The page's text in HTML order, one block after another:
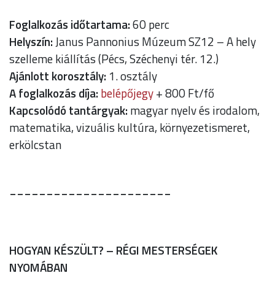
Foglalkozás időtartama:60 perc
Helyszín:Janus Pannonius Múzeum SZ12 – A hely
szelleme kiállítás (Pécs, Széchenyi tér. 12.)
Ajánlott korosztály: 1. osztály
A foglalkozás díja: belépőjegy+ 800 Ft/fő
Kapcsolódó tantárgyak: magyar nyelv és irodalom,
matematika, vizuális kultúra, környezetismeret,
erkölcstan
HOGYAN KÉSZÜLT? – RÉGI MESTERSÉGEK
NYOMÁBAN